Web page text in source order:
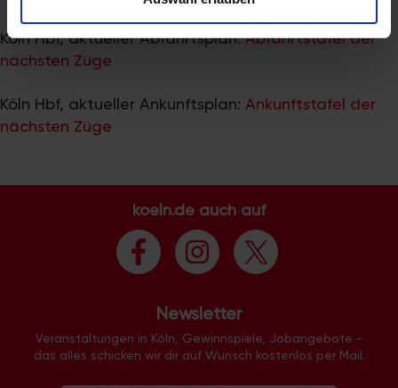
analysieren. Außerdem geben wir Informationen zu Ihrer
Verwendung unserer Website an unsere Partner für
soziale Medien, Werbung und Analysen weiter. Unsere
weiteren Daten zusammen, die Sie ihnen bereitgestellt
haben oder die sie im Rahmen Ihrer Nutzung der Dienste
Köln Hbf, aktueller Abfahrtsplan:Abfahrtstafel der
nächsten Züge
Köln Hbf, aktueller Ankunftsplan: Ankunftstafel der
nächsten Züge
koeln.de auch auf
Newsletter
Veranstaltungen in Köln, Gewinnspiele, Jobangebote -
das alles schicken wir dir auf Wunsch kostenlos per Mail.